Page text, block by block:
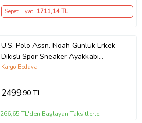
Sepet Fiyatı 1711,14 TL
U.S. Polo Assn. Noah Günlük Erkek
Dikişli Spor Sneaker Ayakkabı
(Beyaz)
Kargo Bedava
2499,90 TL
266,65 TL'den Başlayan Taksitlerle